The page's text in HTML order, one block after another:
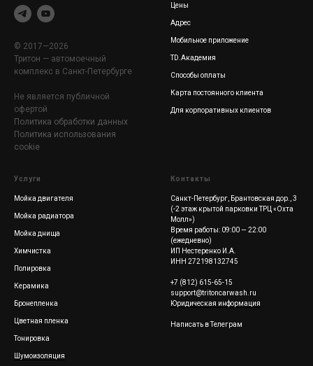
© 2017—2026
Тритон — автомоечный
комплекс в Санкт-Петербурге
Не является публичной
офертой
Политика обработки данных
Политика использования
cookie
Цены
Адрес
Мобильное приложение
TD.Академия
Способы оплаты
Карта постоянного клиента
Для корпоративных клиентов
Услуги
Мойка двигателя
Мойка радиатора
Мойка днища
Химчистка
Полировка
Керамика
Бронепленка
Цветная пленка
Тонировка
Шумоизоляция
Контакты
Санкт-Петербург, Брантовская дор., 3
(-2 этаж крытой парковки ТРЦ «Охта
Молл»)
Время работы: 09:00 — 22:00
(ежедневно)
ИП Нестеренко И.А.
ИНН 272198132745
+7 (812) 615-65-15
support@tritoncarwash.ru
Юридическая информация
Написать в Телеграм